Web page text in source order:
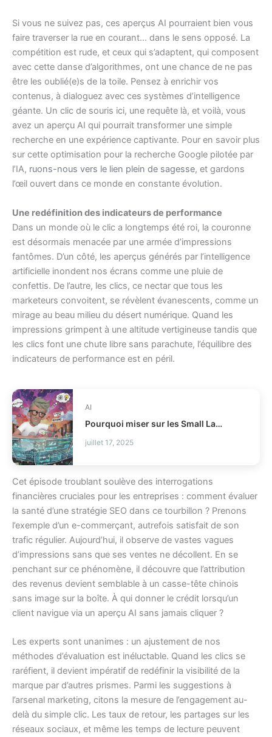
Si vous ne suivez pas, ces aperçus AI pourraient bien vous
faire traverser la rue en courant… dans le sens opposé. La
compétition est rude, et ceux qui s’adaptent, qui composent
avec cette danse d’algorithmes, ont une chance de ne pas
être les oublié(e)s de la toile. Pensez à enrichir vos
contenus, à dialoguez avec ces systèmes d’intelligence
géante. Un clic de souris ici, une requête là, et voilà, vous
avez un aperçu AI qui pourrait transformer une simple
recherche en une expérience captivante. Pour en savoir plus
sur cette optimisation pour la recherche Google pilotée par
l’IA, ruons-nous vers le lien plein de sagesse, et gardons
l’œil ouvert dans ce monde en constante évolution.
Une redéfinition des indicateurs de performance
Dans un monde où le clic a longtemps été roi, la couronne
est désormais menacée par une armée d’impressions
fantômes. D’un côté, les aperçus générés par l’intelligence
artificielle inondent nos écrans comme une pluie de
confettis. De l’autre, les clics, ce nectar que tous les
marketeurs convoitent, se révèlent évanescents, comme un
mirage au beau milieu du désert numérique. Quand les
impressions grimpent à une altitude vertigineuse tandis que
les clics font une chute libre sans parachute, l’équilibre des
indicateurs de performance est en péril.
AI
Pourquoi miser sur les Small Language Models ?
juillet 17, 2025
Cet épisode troublant soulève des interrogations
financières cruciales pour les entreprises : comment évaluer
la santé d’une stratégie SEO dans ce tourbillon ? Prenons
l’exemple d’un e-commerçant, autrefois satisfait de son
trafic régulier. Aujourd’hui, il observe de vastes vagues
d’impressions sans que ses ventes ne décollent. En se
penchant sur ce phénomène, il découvre que l’attribution
des revenus devient semblable à un casse-tête chinois
sans image sur la boîte. À qui donner le crédit lorsqu’un
client navigue via un aperçu AI sans jamais cliquer ?
Les experts sont unanimes : un ajustement de nos
méthodes d’évaluation est inéluctable. Quand les clics se
raréfient, il devient impératif de redéfinir la visibilité de la
marque par d’autres prismes. Parmi les suggestions à
l’arsenal marketing, citons la mesure de l’engagement au-
delà du simple clic. Les taux de retour, les partages sur les
réseaux sociaux, et même les temps de lecture peuvent